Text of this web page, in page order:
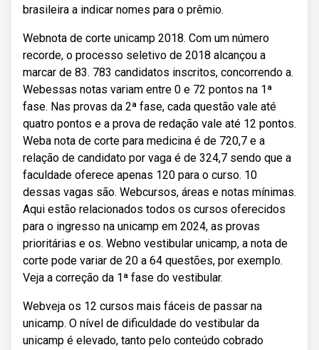
brasileira a indicar nomes para o prêmio.
Webnota de corte unicamp 2018. Com um número
recorde, o processo seletivo de 2018 alcançou a
marcar de 83. 783 candidatos inscritos, concorrendo a.
Webessas notas variam entre 0 e 72 pontos na 1ª
fase. Nas provas da 2ª fase, cada questão vale até
quatro pontos e a prova de redação vale até 12 pontos.
Weba nota de corte para medicina é de 720,7 e a
relação de candidato por vaga é de 324,7 sendo que a
faculdade oferece apenas 120 para o curso. 10
dessas vagas são. Webcursos, áreas e notas mínimas.
Aqui estão relacionados todos os cursos oferecidos
para o ingresso na unicamp em 2024, as provas
prioritárias e os. Webno vestibular unicamp, a nota de
corte pode variar de 20 a 64 questões, por exemplo.
Veja a correção da 1ª fase do vestibular.
Webveja os 12 cursos mais fáceis de passar na
unicamp. O nível de dificuldade do vestibular da
unicamp é elevado, tanto pelo conteúdo cobrado